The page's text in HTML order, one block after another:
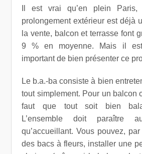
Il est vrai qu’en plein Paris,
prolongement extérieur est déjà
la vente, balcon et terrasse font
9 % en moyenne. Mais il
important de bien présenter ce
Le b.a.-ba consiste à bien
tout simplement. Pour un balcon
faut que tout soit bien
L’ensemble doit paraître
qu’accueillant. Vous pouvez,
des bacs à fleurs, installer une